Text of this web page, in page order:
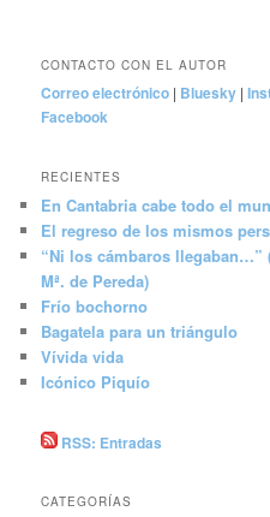
CONTACTO CON EL AUTOR
Correo electrónico | Bluesky |
Facebook
RECIENTES
En Cantabria cabe todo el
El regreso de los mismos
“Ni los cámbaros llegaban…”
Mª. de Pereda)
Frío bochorno
Bagatela para un triángulo
Vívida vida
Icónico Piquío
RSS: Entradas
CATEGORÍAS